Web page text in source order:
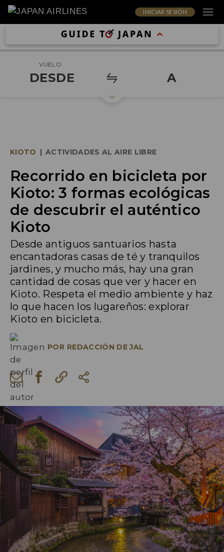
INICIAR SESIÓN
VUELO
DESDE A
KIOTO | ACTIVIDADES AL AIRE LIBRE
Recorrido en bicicleta por
Kioto: 3 formas ecológicas
de descubrir el auténtico
Kioto
Desde antiguos santuarios hasta
encantadoras casas de té y tranquilos
jardines, y mucho más, hay una gran
cantidad de cosas que ver y hacer en
Kioto. Respeta el medio ambiente y haz
lo que hacen los lugareños: explorar
Kioto en bicicleta.
POR REDACCIÓN DE JAL